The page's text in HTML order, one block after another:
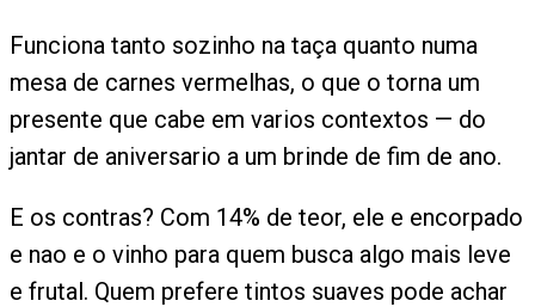
Funciona tanto sozinho na taça quanto numa
mesa de carnes vermelhas, o que o torna um
presente que cabe em varios contextos — do
jantar de aniversario a um brinde de fim de ano.
E os contras? Com 14% de teor, ele e encorpado
e nao e o vinho para quem busca algo mais leve
e frutal. Quem prefere tintos suaves pode achar